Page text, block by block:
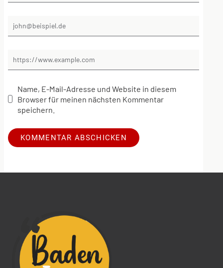
Name, E-Mail-Adresse und Website in diesem
Browser für meinen nächsten Kommentar
speichern.